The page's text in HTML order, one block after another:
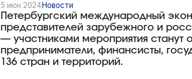
5 июн 2024 Новости
Петербургский международный
представителей зарубежного и
— участниками мероприятия станут
предприниматели, финансисты,
136 стран и территорий.